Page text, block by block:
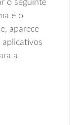
o seguinte
é o
aparece
aplicativos
a